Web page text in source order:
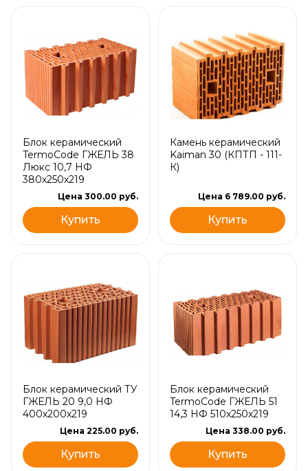
Блок керамический
TermoCode ГЖЕЛЬ 38
Люкс 10,7 НФ
380х250х219
Цена 300.00 руб.
Купить
Камень керамический
Kaiman 30 (КПТП - 111-
К)
Цена 6 789.00 руб.
Купить
Блок керамический ТУ
ГЖЕЛЬ 20 9,0 НФ
400х200х219
Цена 225.00 руб.
Купить
Блок керамический
TermoCode ГЖЕЛЬ 51
14,3 НФ 510х250х219
Цена 338.00 руб.
Купить